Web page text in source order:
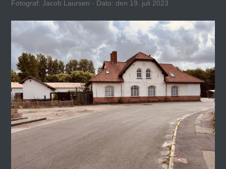
Fotograf: Jacob Laursen - Dato: den 19. juli 2023